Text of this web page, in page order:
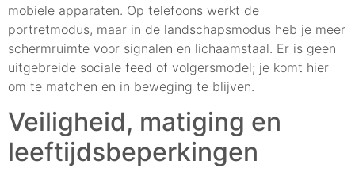
mobiele apparaten. Op telefoons werkt de
portretmodus, maar in de landschapsmodus heb je meer
schermruimte voor signalen en lichaamstaal. Er is geen
uitgebreide sociale feed of volgersmodel; je komt hier
om te matchen en in beweging te blijven.
Veiligheid, matiging en
leeftijdsbeperkingen